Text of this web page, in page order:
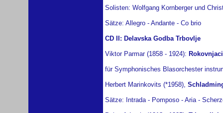
Solisten: Wolfgang Kornberger und
Sätze: Allegro - Andante - Co brio
CD II: Delavska Godba Trbovlje
Viktor Parmar (1858 - 1924):
für Symphonisches Blasorchester
Herbert Marinkovits (*1958),
Sätze: Intrada - Pomposo - Aria -